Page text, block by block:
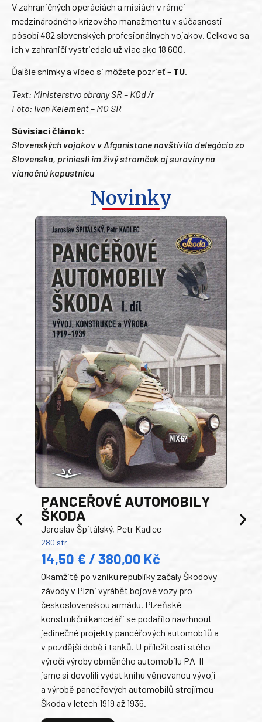
V zahraničných operáciách a misiách v rámci
medzinárodného krízového manažmentu v súčasnosti
pôsobí 482 slovenských profesionálnych vojakov. Celkovo sa
ich v zahraničí vystriedalo už viac ako 18 600.
Ďalšie snímky a video si môžete pozrieť – TU.
Text: Ministerstvo obrany SR – KOd /r
Foto: Ivan Kelement – MO SR
Súvisiaci článok:
Slovenských vojakov v Afganistane navštívila delegácia zo
Slovenska, priniesli im živý stromček aj suroviny na
vianočnú kapustnicu
Novinky
PANCEŘOVÉ AUTOMOBILY
ŠKODA
Jaroslav Špitálský, Petr Kadlec
280 str.
14,50 € / 380,00 Kč
Okamžitě po vzniku republiky začaly Škodovy
závody v Plzni vyrábět bojové vozy pro
československou armádu. Plzeňské
konstrukční kanceláři se podařilo navrhnout
jedinečné projekty pancéřových automobilů a
v pozdější době i tanků. U příležitosti stého
výročí výroby obrněného automobilu PA-II
jsme si dovolili vydat knihu věnovanou vývoji
a výrobě pancéřových automobilů strojírnou
Škoda v letech 1919 až 1936.